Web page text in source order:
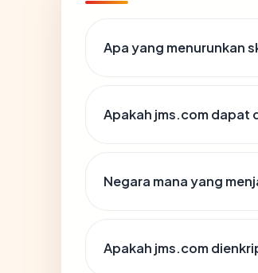
Apa yang menurunkan
Apakah jms.com dapat
Negara mana yang
Apakah jms.com